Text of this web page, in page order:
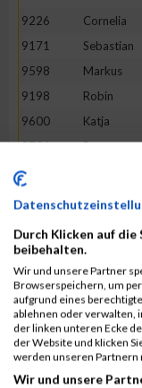
9226
Cornelia
9171
Sebastian
9598
Markus
9198
Robin
9600
Katja
9734
Petra
9610
9324
9244
Pia
9748
Patrick
9196
Fabian
9688
André
9847
Janine
Durch Klicken auf
beibehalten.
Wir und unsere Partner
Browserspeichern, um
aufgrund eines
ablehnen oder verwalten,
der linken unteren Ecke
der Website und klicken
werden unseren Partnern
Wir und unsere